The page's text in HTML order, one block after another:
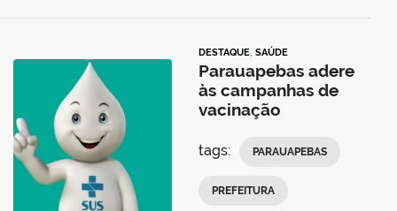
DESTAQUE, SAÚDE
Parauapebas adere
às campanhas de
vacinação
tags: PARAUAPEBAS
PREFEITURA